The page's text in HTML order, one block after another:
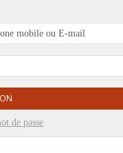
de passe